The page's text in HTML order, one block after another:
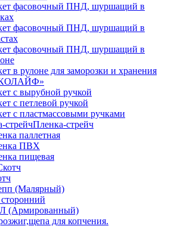
фасовочный ПНД, шуршащий в
фасовочный ПНД, шуршащий в
фасовочный ПНД, шуршащий в
в рулоне для заморозки и хранения
с вырубной ручкой
с петлевой ручкой
с пластмассовыми ручками
Пленка-стрейч
паллетная
ПВХ
пищевая
(Малярный)
(Армированный)